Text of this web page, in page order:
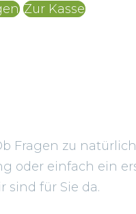
Zur Kasse
Fragen zu
oder einfach ein
sind für Sie da.